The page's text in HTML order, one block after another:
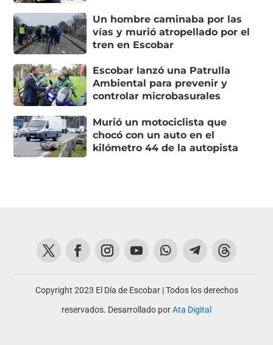
Un hombre caminaba por las
vías y murió atropellado por el
tren en Escobar
Escobar lanzó una Patrulla
Ambiental para prevenir y
controlar microbasurales
Murió un motociclista que
chocó con un auto en el
kilómetro 44 de la autopista
Copyright 2023 El Día de Escobar | Todos los derechos
reservados. Desarrollado porAta Digital